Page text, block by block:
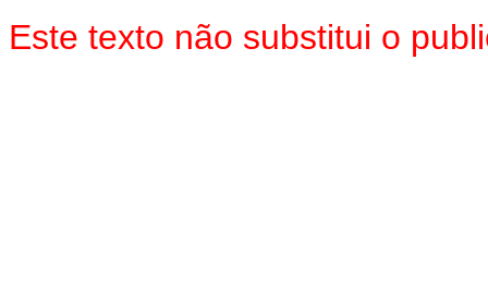
Este texto não substitui o